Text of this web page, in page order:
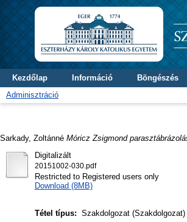
Kezdőlap Információ
Böngészés
Adminisztráció
Sarkady, Zoltánné Móricz Zsigmond
Digitalizált
20151002-030.pdf
Restricted to Registered users only
Download (8MB)
Tétel típus: Szakdolgozat (Szakdolgozat)